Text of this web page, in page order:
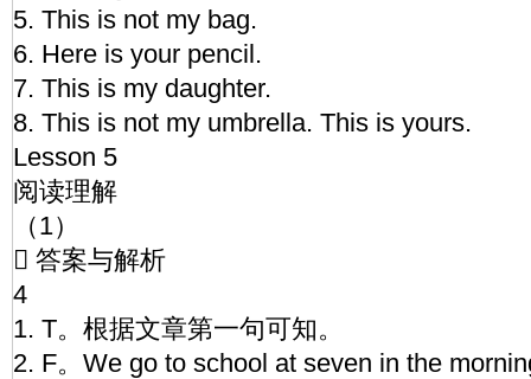
5. This is not my bag.
6. Here is your pencil.
7. This is my daughter.
8. This is not my umbrella. This is yours.
Lesson 5
阅读理解
（1）
 答案与解析
4
1. T。根据文章第一句可知。
2. F。We go to school at seven in the